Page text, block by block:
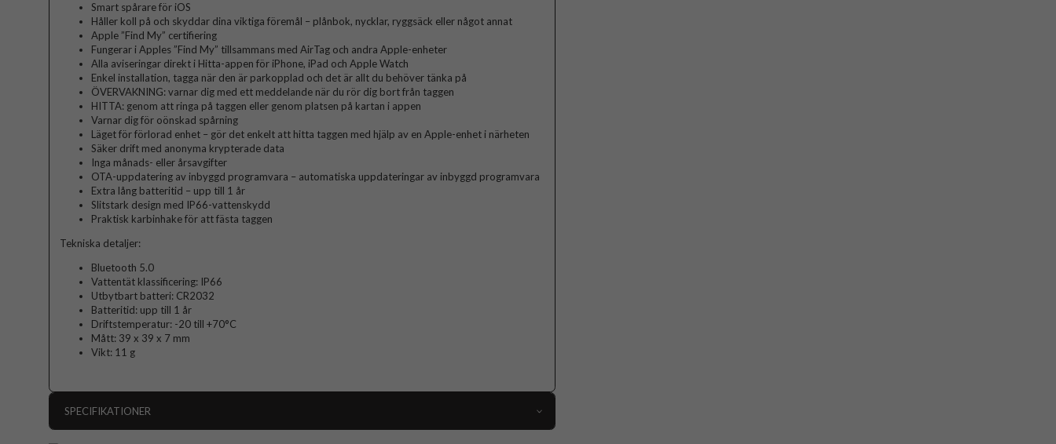
Smart spårare för iOS
Håller koll på och skyddar dina viktiga föremål – plånbok, nycklar, ryggsäck eller något annat
Apple ”Find My” certifiering
Fungerar i Apples ”Find My” tillsammans med AirTag och andra Apple-enheter
Alla aviseringar direkt i Hitta-appen för iPhone, iPad och Apple Watch
Enkel installation, tagga när den är parkopplad och det är allt du behöver tänka på
ÖVERVAKNING: varnar dig med ett meddelande när du rör dig bort från taggen
HITTA: genom att ringa på taggen eller genom platsen på kartan i appen
Varnar dig för oönskad spårning
Läget för förlorad enhet – gör det enkelt att hitta taggen med hjälp av en Apple-enhet i närheten
Säker drift med anonyma krypterade data
Inga månads- eller årsavgifter
OTA-uppdatering av inbyggd programvara – automatiska uppdateringar av inbyggd programvara
Extra lång batteritid – upp till 1 år
Slitstark design med IP66-vattenskydd
Praktisk karbinhake för att fästa taggen
Tekniska detaljer:
Bluetooth 5.0
Vattentät klassificering: IP66
Utbytbart batteri: CR2032
Batteritid: upp till 1 år
Driftstemperatur: -20 till +70°C
Mått: 39 x 39 x 7 mm
Vikt: 11 g
SPECIFIKATIONER